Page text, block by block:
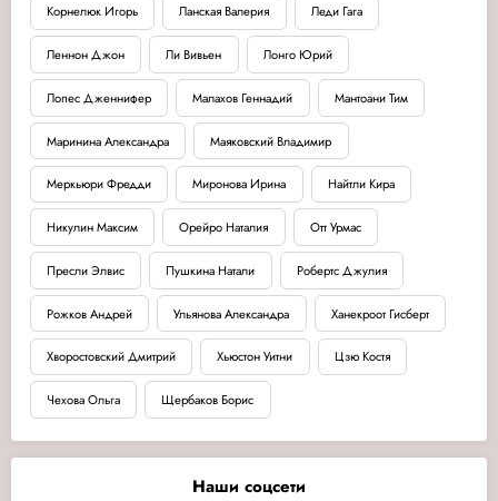
Корнелюк Игорь Ланская Валерия Леди Гага
Леннон Джон Ли Вивьен Лонго Юрий
Лопес Дженнифер Малахов Геннадий Мантоани Тим
Маринина Александра Маяковский Владимир
Меркьюри Фредди Миронова Ирина Найтли Кира
Никулин Максим Орейро Наталия Отт Урмас
Пресли Элвис Пушкина Натали Робертс Джулия
Рожков Андрей Ульянова Александра Ханекроот Гисберт
Хворостовский Дмитрий Хьюстон Уитни Цзю Костя
Чехова Ольга Щербаков Борис
Наши соцсети